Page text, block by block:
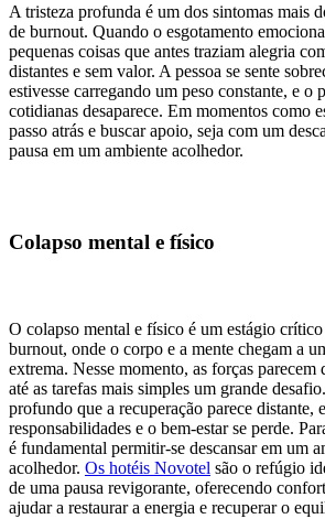
A tristeza profunda é um dos sintomas mais
de burnout. Quando o esgotamento
pequenas coisas que antes traziam alegria
distantes e sem valor. A pessoa se sente
estivesse carregando um peso constante, e o
cotidianas desaparece. Em momentos como
passo atrás e buscar apoio, seja com um
pausa em um ambiente acolhedor.
Colapso mental e físico
O colapso mental e físico é um estágio
burnout, onde o corpo e a mente chegam a
extrema. Nesse momento, as forças parecem
até as tarefas mais simples um grande
profundo que a recuperação parece distante,
responsabilidades e o bem-estar se perde.
é fundamental permitir-se descansar em um
acolhedor. Os hotéis Novotel são o refúgio
de uma pausa revigorante, oferecendo
ajudar a restaurar a energia e recuperar o